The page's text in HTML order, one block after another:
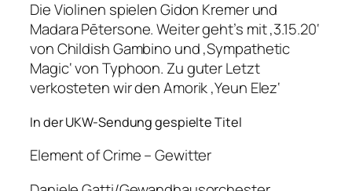
Die Violinen spielen Gidon Kremer und
Madara Pētersone. Weiter geht’s mit ‚3.15.20‘
von Childish Gambino und ‚Sympathetic
Magic‘ von Typhoon. Zu guter Letzt
verkosteten wir den Amorik ‚Yeun Elez‘
In der UKW-Sendung gespielte Titel
Element of Crime – Gewitter